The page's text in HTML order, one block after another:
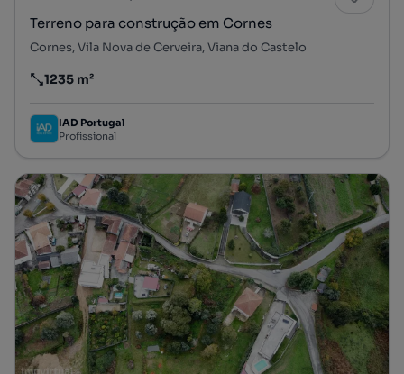
Terreno para construção em Cornes
Cornes, Vila Nova de Cerveira, Viana do Castelo
Preço por metro quadrado
1235 m²
IAD Portugal
Profissional